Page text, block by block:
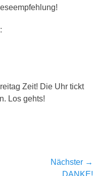
Zeit! Die Uhr tickt
Los gehts!
Nächster →
DANKE!